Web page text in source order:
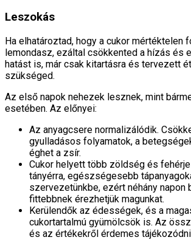
Leszokás
Ha elhatároztad, hogy a cukor mértéktelen
lemondasz, ezáltal csökkented a hízás és
hatást is, már csak kitartásra és tervezett
szükséged.
Az első napok nehezek lesznek, mint
esetében. Az előnyei:
Az anyagcsere normalizálódik.
gyulladásos folyamatok, a
éghet a zsír.
Cukor helyett több zöldség és
tányérra, egészségesebb
szervezetünkbe, ezért néhány napon
fittebbnek érezhetjük magunkat.
Kerülendők az édességek, és a
cukortartalmú gyümölcsök is. Az
és az értékekről érdemes